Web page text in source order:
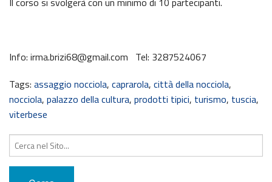
Info: irma.brizi68@gmail.com Tel: 3287524067
Tags: assaggio nocciola, caprarola, città della nocciola,
nocciola, palazzo della cultura, prodotti tipici, turismo, tuscia,
viterbese
Cerca: